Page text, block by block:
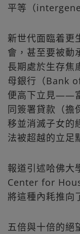
平等（
新世代面臨着更
會，甚至要被動
長期處於生存焦
母銀行（Bank
便高下立見——
同簽署貸款（擔
移並消滅子女的
法被超越的立足
報道引述哈佛大
Center for
將這種內耗推向
五倍與十倍的絕